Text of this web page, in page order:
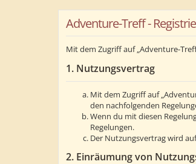
Adventure-Treff -
Mit dem Zugriff auf „Adventure-
1. Nutzungsvertrag
Mit dem Zugriff auf
den nachfolgenden
Wenn du mit diesen
Regelungen.
Der Nutzungsvertrag wird
2. Einräumung von